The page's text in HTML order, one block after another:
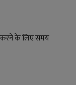
करने के लिए समय